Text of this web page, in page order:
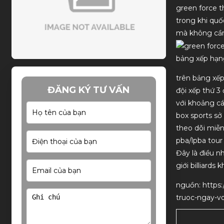
ĐĂNG KÝ TƯ VẤN
green force
trong khi
mà không
bảng xếp
trên bảng
đội xếp thứ 3
với khoảng
box sports
theo dõi
pba/lpba
Đây là điều
giới billiards
nguồn:
truoc-ngay-